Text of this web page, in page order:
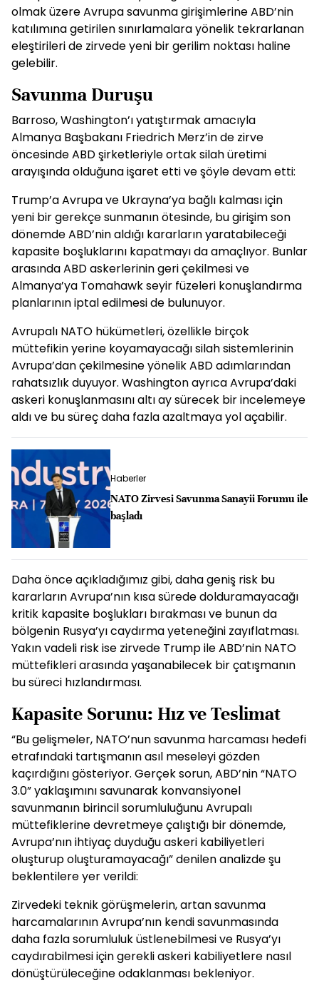
olmak üzere Avrupa savunma girişimlerine ABD’nin
katılımına getirilen sınırlamalara yönelik tekrarlanan
eleştirileri de zirvede yeni bir gerilim noktası haline
gelebilir.
Savunma Duruşu
Barroso, Washington’ı yatıştırmak amacıyla
Almanya Başbakanı Friedrich Merz’in de zirve
öncesinde ABD şirketleriyle ortak silah üretimi
arayışında olduğuna işaret etti ve şöyle devam etti:
Trump’a Avrupa ve Ukrayna’ya bağlı kalması için
yeni bir gerekçe sunmanın ötesinde, bu girişim son
dönemde ABD’nin aldığı kararların yaratabileceği
kapasite boşluklarını kapatmayı da amaçlıyor. Bunlar
arasında ABD askerlerinin geri çekilmesi ve
Almanya’ya Tomahawk seyir füzeleri konuşlandırma
planlarının iptal edilmesi de bulunuyor.
Avrupalı NATO hükümetleri, özellikle birçok
müttefikin yerine koyamayacağı silah sistemlerinin
Avrupa’dan çekilmesine yönelik ABD adımlarından
rahatsızlık duyuyor. Washington ayrıca Avrupa’daki
askeri konuşlanmasını altı ay sürecek bir incelemeye
aldı ve bu süreç daha fazla azaltmaya yol açabilir.
Haberler
NATO Zirvesi Savunma Sanayii Forumu ile
başladı
Daha önce açıkladığımız gibi, daha geniş risk bu
kararların Avrupa’nın kısa sürede dolduramayacağı
kritik kapasite boşlukları bırakması ve bunun da
bölgenin Rusya’yı caydırma yeteneğini zayıflatması.
Yakın vadeli risk ise zirvede Trump ile ABD’nin NATO
müttefikleri arasında yaşanabilecek bir çatışmanın
bu süreci hızlandırması.
Kapasite Sorunu: Hız ve Teslimat
“Bu gelişmeler, NATO’nun savunma harcaması hedefi
etrafındaki tartışmanın asıl meseleyi gözden
kaçırdığını gösteriyor. Gerçek sorun, ABD’nin “NATO
3.0” yaklaşımını savunarak konvansiyonel
savunmanın birincil sorumluluğunu Avrupalı
müttefiklerine devretmeye çalıştığı bir dönemde,
Avrupa’nın ihtiyaç duyduğu askeri kabiliyetleri
oluşturup oluşturamayacağı” denilen analizde şu
beklentilere yer verildi:
Zirvedeki teknik görüşmelerin, artan savunma
harcamalarının Avrupa’nın kendi savunmasında
daha fazla sorumluluk üstlenebilmesi ve Rusya’yı
caydırabilmesi için gerekli askeri kabiliyetlere nasıl
dönüştürüleceğine odaklanması bekleniyor.